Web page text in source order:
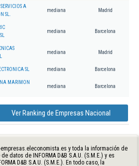
A
SL.
mediana Madrid
mediana Barcelona
mediana Madrid
SL mediana Barcelona
MARIMON
mediana Barcelona
Ver Ranking de Empresas Nacional
y toda la información de
datos de INFORMA D&B S.A.U. (S.M.E.) y es
D&B S.A.U. (S.M.E.). En todo caso, la